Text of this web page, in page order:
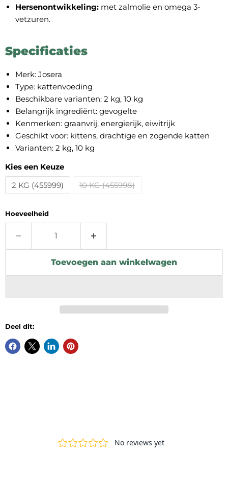
Hersenontwikkeling: met zalmolie en omega 3-
vetzuren.
Specificaties
Merk: Josera
Type: kattenvoeding
Beschikbare varianten: 2 kg, 10 kg
Belangrijk ingrediënt: gevogelte
Kenmerken: graanvrij, energierijk, eiwitrijk
Geschikt voor: kittens, drachtige en zogende katten
Varianten: 2 kg, 10 kg
Kies een Keuze
2 KG (455999)
10 KG (455998)
Hoeveelheid
Toevoegen aan winkelwagen
Deel dit: